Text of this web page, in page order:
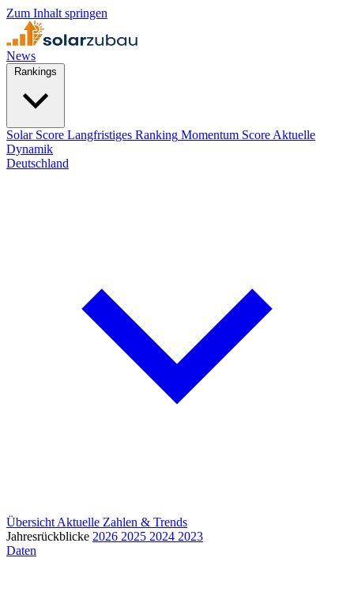
Zum Inhalt springen
News
Solar Score Langfristiges Ranking Momentum Score Aktuelle
Dynamik
Deutschland
Übersicht Aktuelle Zahlen & Trends
Jahresrückblicke 2026 2025 2024 2023
Daten